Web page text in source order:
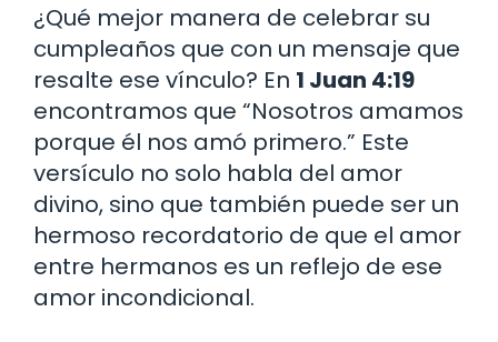
¿Qué mejor manera de celebrar su
cumpleaños que con un mensaje que
resalte ese vínculo? En 1 Juan 4:19
encontramos que “Nosotros amamos
porque él nos amó primero.” Este
versículo no solo habla del amor
divino, sino que también puede ser un
hermoso recordatorio de que el amor
entre hermanos es un reflejo de ese
amor incondicional.